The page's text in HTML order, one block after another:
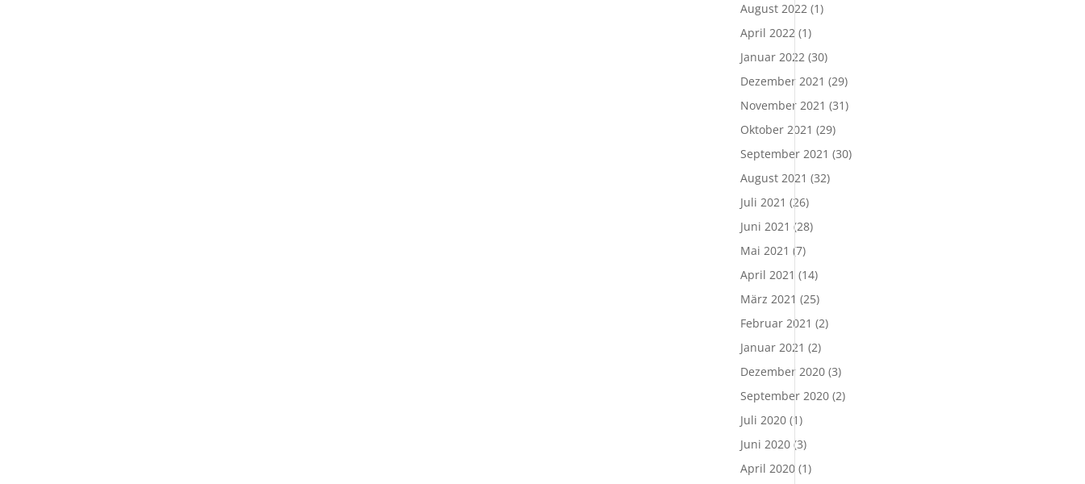
August 2022 (1)
April 2022 (1)
Januar 2022 (30)
Dezember 2021 (29)
November 2021 (31)
Oktober 2021 (29)
September 2021 (30)
August 2021 (32)
Juli 2021 (26)
Juni 2021 (28)
Mai 2021 (7)
April 2021 (14)
März 2021 (25)
Februar 2021 (2)
Januar 2021 (2)
Dezember 2020 (3)
September 2020 (2)
Juli 2020 (1)
Juni 2020 (3)
April 2020 (1)